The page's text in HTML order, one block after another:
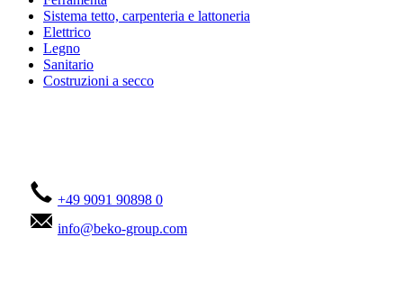
Sistema tetto, carpenteria e lattoneria
Elettrico
Legno
Sanitario
Costruzioni a secco
+49 9091 90898 0
info@beko-group.com